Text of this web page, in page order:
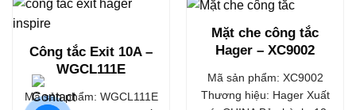
Công tắc Exit 10A –
WGCL111E
Mã sản phẩm: WGCL111E
Mặt che công tắc
Hager – XC9002
Mã sản phẩm: XC9002
Thương hiệu: Hager Xuất